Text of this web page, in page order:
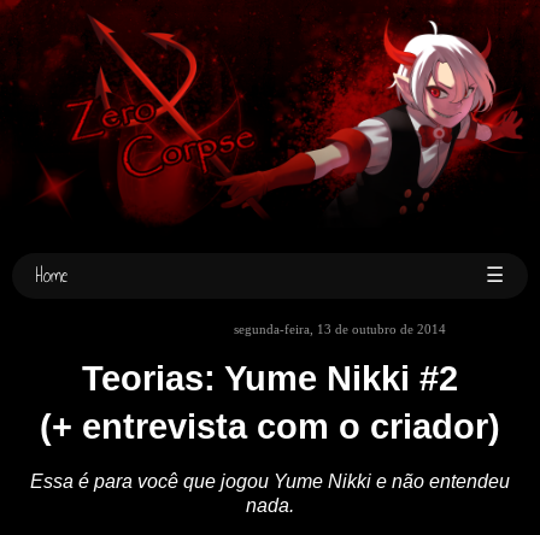
Home ☰
segunda-feira, 13 de outubro de 2014
Teorias: Yume Nikki #2
(+ entrevista com o criador)
Essa é para você que jogou Yume Nikki e não entendeu
nada.